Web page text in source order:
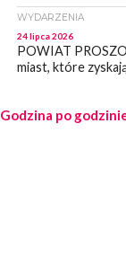
WYDARZENIA
24 lipca 2026
POWIAT
miast, które
23 lipca 2026
POWIAT
Godzina po